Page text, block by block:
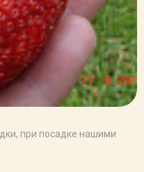
при посадке нашими